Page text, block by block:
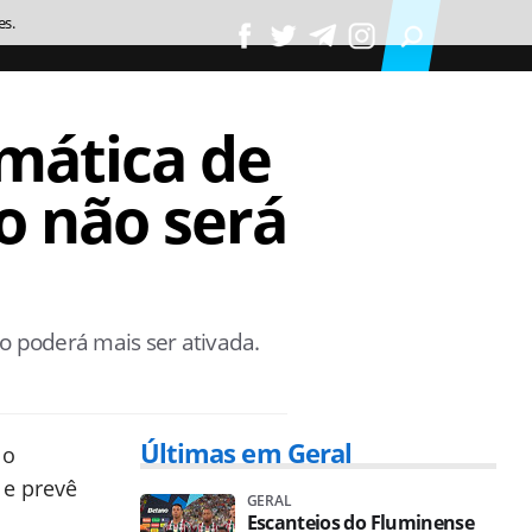
de
não será
poderá mais ser ativada.
prevê
Últimas em Geral
GERAL
Escanteios do Fluminense